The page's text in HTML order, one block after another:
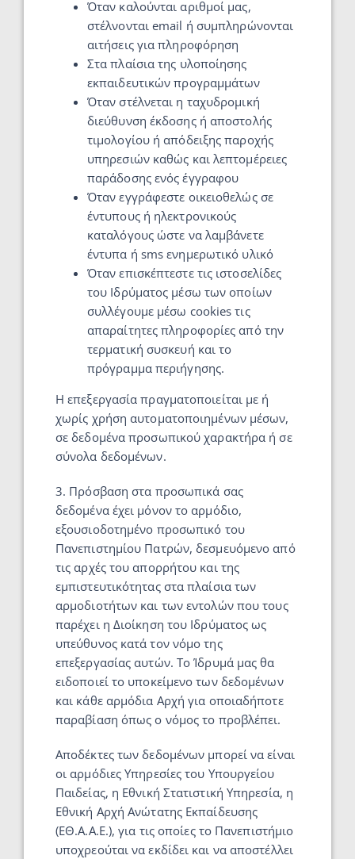
Όταν καλούνται αριθμοί μας,
στέλνονται email ή συμπληρώνονται
αιτήσεις για πληροφόρηση
Στα πλαίσια της υλοποίησης
εκπαιδευτικών προγραμμάτων
Όταν στέλνεται η ταχυδρομική
διεύθυνση έκδοσης ή αποστολής
τιμολογίου ή απόδειξης παροχής
υπηρεσιών καθώς και λεπτομέρειες
παράδοσης ενός έγγραφου
Όταν εγγράφεστε οικειοθελώς σε
έντυπους ή ηλεκτρονικούς
καταλόγους ώστε να λαμβάνετε
έντυπα ή sms ενημερωτικό υλικό
Όταν επισκέπτεστε τις ιστοσελίδες
του Ιδρύματος μέσω των οποίων
συλλέγουμε μέσω cookies τις
απαραίτητες πληροφορίες από την
τερματική συσκευή και το
πρόγραμμα περιήγησης.
Η επεξεργασία πραγματοποιείται με ή
χωρίς χρήση αυτοματοποιημένων μέσων,
σε δεδομένα προσωπικού χαρακτήρα ή σε
σύνολα δεδομένων.
3. Πρόσβαση στα προσωπικά σας
δεδομένα έχει μόνον το αρμόδιο,
εξουσιοδοτημένο προσωπικό του
Πανεπιστημίου Πατρών, δεσμευόμενο από
τις αρχές του απορρήτου και της
εμπιστευτικότητας στα πλαίσια των
αρμοδιοτήτων και των εντολών που τους
παρέχει η Διοίκηση του Ιδρύματος ως
υπεύθυνος κατά τον νόμο της
επεξεργασίας αυτών. Το Ίδρυμά μας θα
ειδοποιεί το υποκείμενο των δεδομένων
και κάθε αρμόδια Αρχή για οποιαδήποτε
παραβίαση όπως ο νόμος το προβλέπει.
Αποδέκτες των δεδομένων μπορεί να είναι
οι αρμόδιες Υπηρεσίες του Υπουργείου
Παιδείας, η Εθνική Στατιστική Υπηρεσία, η
Εθνική Αρχή Ανώτατης Εκπαίδευσης
(ΕΘ.Α.Α.Ε.), για τις οποίες το Πανεπιστήμιο
υποχρεούται να εκδίδει και να αποστέλλει